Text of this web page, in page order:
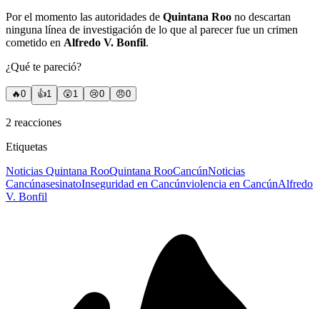
Por el momento las autoridades de Quintana Roo no descartan
ninguna línea de investigación de lo que al parecer fue un crimen
cometido en Alfredo V. Bonfil.
¿Qué te pareció?
🔥0 👍1 😲1 😢0 😠0
2 reacciones
Etiquetas
Noticias Quintana RooQuintana RooCancúnNoticias
CancúnasesinatoInseguridad en Cancúnviolencia en CancúnAlfredo
V. Bonfil